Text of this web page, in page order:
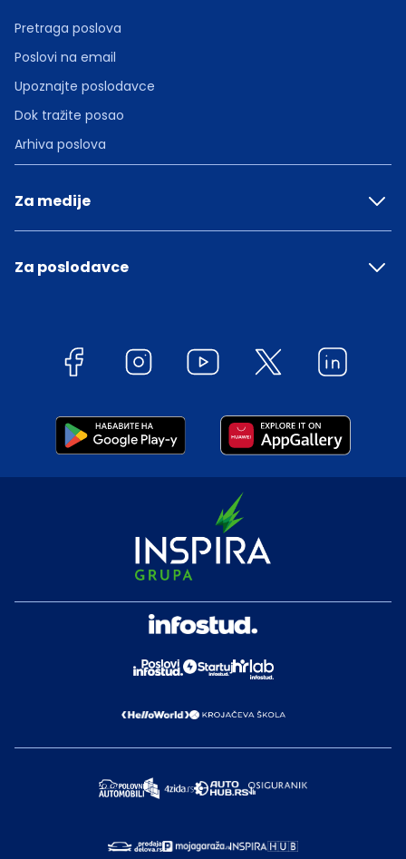
Pretraga poslova
Poslovi na email
Upoznajte poslodavce
Dok tražite posao
Arhiva poslova
Za medije
Za poslodavce